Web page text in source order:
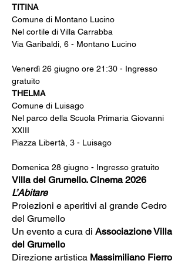
TITINA
Comune di Montano Lucino
Nel cortile di Villa Carrabba
Via Garibaldi, 6 - Montano Lucino
Venerdì 26 giugno ore 21:30 - Ingresso
gratuito
THELMA
Comune di Luisago
Nel parco della Scuola Primaria Giovanni
XXIII
Piazza Libertà, 3 - Luisago
Domenica 28 giugno - Ingresso gratuito
Villa del Grumello. Cinema 2026
L’Abitare
Proiezioni e aperitivi al grande Cedro
del Grumello
Un evento a cura di Associazione Villa
del Grumello
Direzione artistica Massimiliano Fierro